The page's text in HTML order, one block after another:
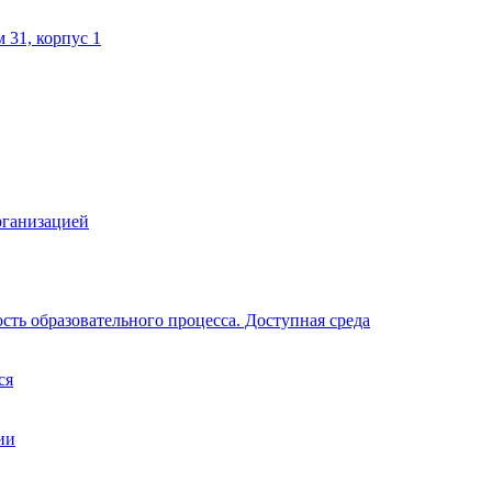
корпус 1
образовательного процесса. Доступная среда